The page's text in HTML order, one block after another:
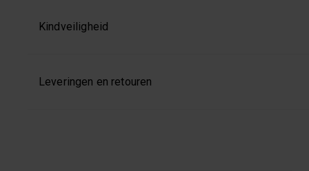
Kindveiligheid
Leveringen en retouren